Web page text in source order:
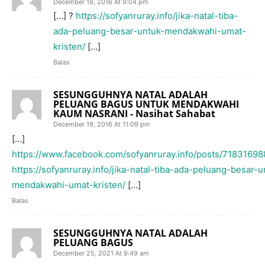
December 18, 2016 At 9:04 pm
[…] ? https://sofyanruray.info/jika-natal-tiba-
ada-peluang-besar-untuk-mendakwahi-umat-
kristen/ […]
Balas
SESUNGGUHNYA NATAL ADALAH
PELUANG BAGUS UNTUK MENDAKWAHI
KAUM NASRANI - Nasihat Sahabat
December 19, 2016 At 11:09 pm
[…]
https://www.facebook.com/sofyanruray.info/posts/
https://sofyanruray.info/jika-natal-tiba-ada-peluang-besar-
mendakwahi-umat-kristen/ […]
Balas
SESUNGGUHNYA NATAL ADALAH
PELUANG BAGUS
December 25, 2021 At 9:49 am